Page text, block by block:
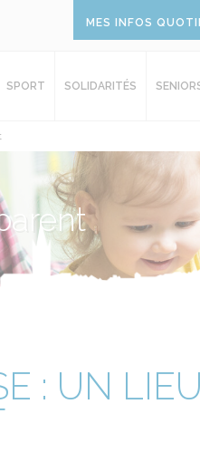
MES INFOS
SPORT SOLIDARITÉS
: UN